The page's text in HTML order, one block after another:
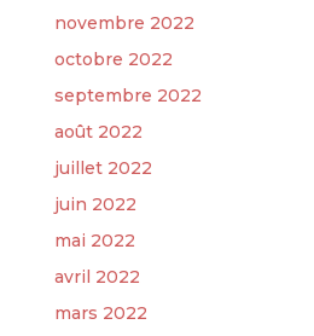
novembre 2022
octobre 2022
septembre 2022
août 2022
juillet 2022
juin 2022
mai 2022
avril 2022
mars 2022